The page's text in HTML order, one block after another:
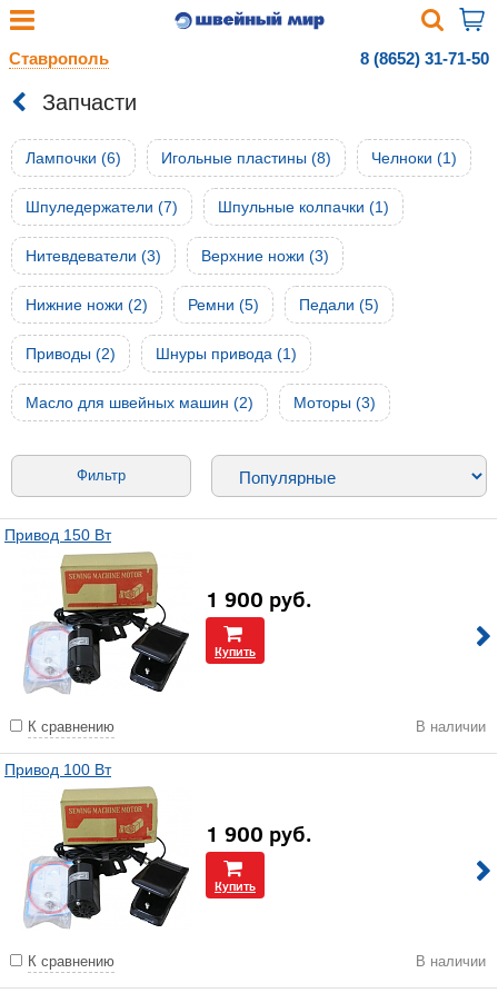
Ставрополь 8 (8652) 31-71-50
Запчасти
Лампочки (6) Игольные пластины (8) Челноки (1)
Шпуледержатели (7) Шпульные колпачки (1)
Нитевдеватели (3) Верхние ножи (3)
Нижние ножи (2) Ремни (5) Педали (5)
Приводы (2) Шнуры привода (1)
Масло для швейных машин (2) Моторы (3)
Фильтр
Привод 150 Вт
1 900 руб.
Купить
К сравнению В наличии
Привод 100 Вт
1 900 руб.
Купить
К сравнению В наличии